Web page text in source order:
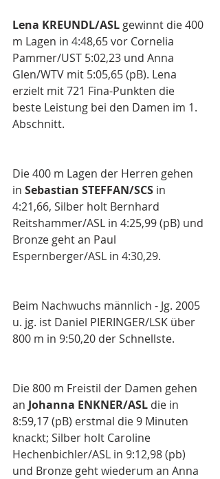
Lena KREUNDL/ASL gewinnt die 400
m Lagen in 4:48,65 vor Cornelia
Pammer/UST 5:02,23 und Anna
Glen/WTV mit 5:05,65 (pB). Lena
erzielt mit 721 Fina-Punkten die
beste Leistung bei den Damen im 1.
Abschnitt.
Die 400 m Lagen der Herren gehen
in Sebastian STEFFAN/SCS in
4:21,66, Silber holt Bernhard
Reitshammer/ASL in 4:25,99 (pB) und
Bronze geht an Paul
Espernberger/ASL in 4:30,29.
Beim Nachwuchs männlich - Jg. 2005
u. jg. ist Daniel PIERINGER/LSK über
800 m in 9:50,20 der Schnellste.
Die 800 m Freistil der Damen gehen
an Johanna ENKNER/ASL die in
8:59,17 (pB) erstmal die 9 Minuten
knackt; Silber holt Caroline
Hechenbichler/ASL in 9:12,98 (pb)
und Bronze geht wiederum an Anna